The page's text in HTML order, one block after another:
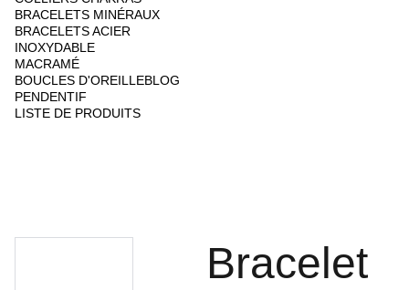
BRACELETS MINÉRAUX
BRACELETS ACIER
INOXYDABLE
MACRAMÉ
BOUCLES D'OREILLEBLOG
PENDENTIF
LISTE DE PRODUITS
Bracelet